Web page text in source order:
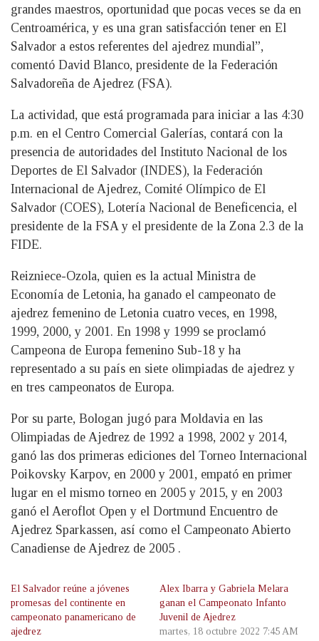
grandes maestros, oportunidad que pocas veces se da en
Centroamérica, y es una gran satisfacción tener en El
Salvador a estos referentes del ajedrez mundial”,
comentó David Blanco, presidente de la Federación
Salvadoreña de Ajedrez (FSA).
La actividad, que está programada para iniciar a las 4:30
p.m. en el Centro Comercial Galerías, contará con la
presencia de autoridades del Instituto Nacional de los
Deportes de El Salvador (INDES), la Federación
Internacional de Ajedrez, Comité Olímpico de El
Salvador (COES), Lotería Nacional de Beneficencia, el
presidente de la FSA y el presidente de la Zona 2.3 de la
FIDE.
Reizniece-Ozola, quien es la actual Ministra de
Economía de Letonia, ha ganado el campeonato de
ajedrez femenino de Letonia cuatro veces, en 1998,
1999, 2000, y 2001. En 1998 y 1999 se proclamó
Campeona de Europa femenino Sub-18 y ha
representado a su país en siete olimpiadas de ajedrez y
en tres campeonatos de Europa.
Por su parte, Bologan jugó para Moldavia en las
Olimpiadas de Ajedrez de 1992 a 1998, 2002 y 2014,
ganó las dos primeras ediciones del Torneo Internacional
Poikovsky Karpov, en 2000 y 2001, empató en primer
lugar en el mismo torneo en 2005 y 2015, y en 2003
ganó el Aeroflot Open y el Dortmund Encuentro de
Ajedrez Sparkassen, así como el Campeonato Abierto
Canadiense de Ajedrez de 2005 .
El Salvador reúne a jóvenes
promesas del continente en
campeonato panamericano de
ajedrez
Alex Ibarra y Gabriela Melara
ganan el Campeonato Infanto
Juvenil de Ajedrez
martes, 18 octubre 2022 7:45 AM